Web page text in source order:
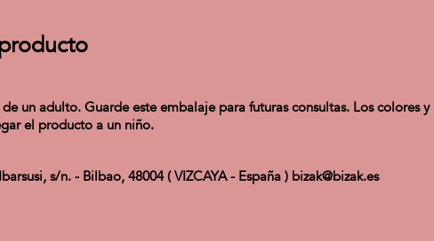
un adulto. Guarde este embalaje para futuras consultas. Los
el producto a un niño.
s/n. - Bilbao, 48004 ( VIZCAYA - España ) bizak@bizak.es